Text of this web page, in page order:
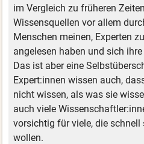
im Vergleich zu früheren
Wissensquellen vor allem
Menschen meinen, Experten
angelesen haben und sich
Das ist aber eine
Expert:innen wissen auch,
nicht wissen, als was sie
auch viele
vorsichtig für viele, die schnell
wollen.